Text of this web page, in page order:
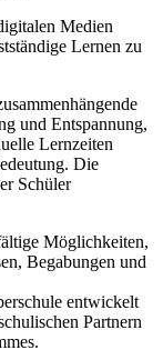
Medien
Lernen zu
und Entspannung,
Lernzeiten
Die
Schüler
Möglichkeiten,
Begabungen und
entwickelt
Partnern